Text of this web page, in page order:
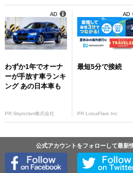
わずか1年でオーナ
ーが手放す車ランキ
ング あの日本車も
PR Skyrocket株式会社
AD
最短5分で接続
PR LotusFlare Inc
AD
公式アカウントをフォローして最新